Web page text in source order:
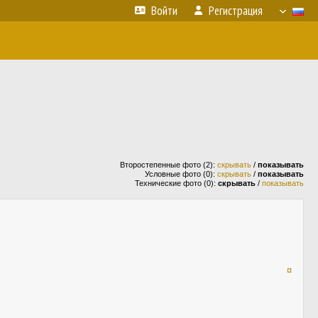
Войти Регистрация
Второстепенные фото (2): скрывать / показывать
Условные фото (0): скрывать / показывать
Технические фото (0): скрывать / показывать
¤